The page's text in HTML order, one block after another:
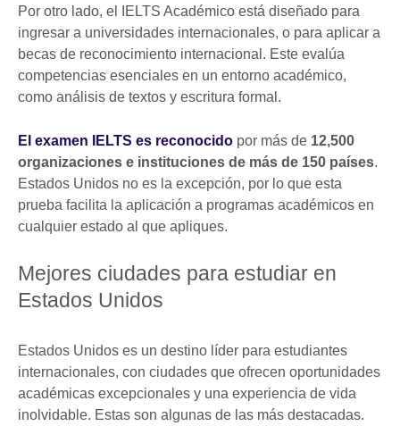
Por otro lado, el IELTS Académico está diseñado para
ingresar a universidades internacionales, o para aplicar a
becas de reconocimiento internacional. Este evalúa
competencias esenciales en un entorno académico,
como análisis de textos y escritura formal.
El examen IELTS es reconocido por más de 12,500
organizaciones e instituciones de más de 150 países.
Estados Unidos no es la excepción, por lo que esta
prueba facilita la aplicación a programas académicos en
cualquier estado al que apliques.
Mejores ciudades para estudiar en
Estados Unidos
Estados Unidos es un destino líder para estudiantes
internacionales, con ciudades que ofrecen oportunidades
académicas excepcionales y una experiencia de vida
inolvidable. Estas son algunas de las más destacadas.